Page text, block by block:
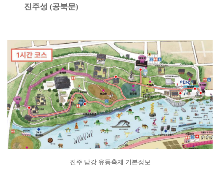
진주성 (공북문)
진주 남강 유등축제 기본정보